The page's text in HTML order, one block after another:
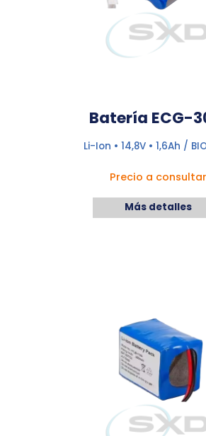
Batería ECG-
Li-Ion • 14,8V • 1,6Ah /
Precio a consultar
Más detalles